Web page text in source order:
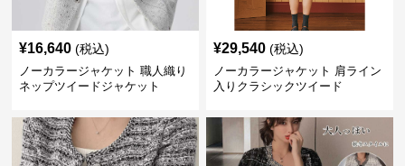
¥16,640 (税込)
ノーカラージャケット 職人織り
ネップツイードジャケット
¥29,540 (税込)
ノーカラージャケット 肩ライン
入りクラシックツイード